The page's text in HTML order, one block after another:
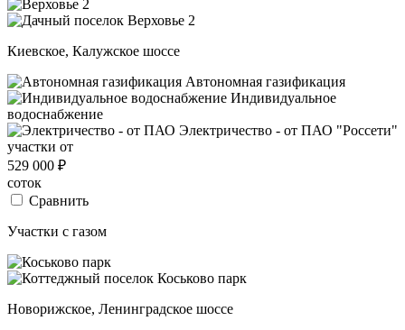
Киевское, Калужское шоссе
Автономная газификация
Индивидуальное
водоснабжение
Электричество - от ПАО "Россети"
участки от
529 000 ₽
соток
Сравнить
Участки с газом
Новорижское, Ленинградское шоссе